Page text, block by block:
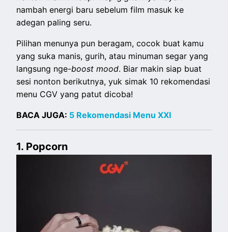
nambah energi baru sebelum film masuk ke
adegan paling seru.
Pilihan menunya pun beragam, cocok buat kamu
yang suka manis, gurih, atau minuman segar yang
langsung nge-boost mood. Biar makin siap buat
sesi nonton berikutnya, yuk simak 10 rekomendasi
menu CGV yang patut dicoba!
BACA JUGA: 5 Rekomendasi Menu XXI
1. Popcorn